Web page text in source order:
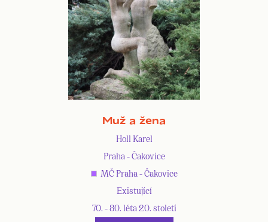
Muž a žena
Holl Karel
Praha - Čakovice
MČ Praha - Čakovice
Existující
70. - 80. léta 20. století